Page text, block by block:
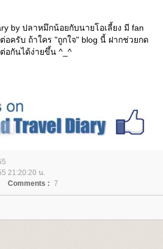
by ปลาหมึกน้อยกับนายโอเลี้ยง มี fan
อครับ ถ้าใคร "ถูกใจ" blog นี้ ฝากช่วยกด
อกันได้ง่ายขึ้น ^_^
21:20:20 น.
Comments : 7